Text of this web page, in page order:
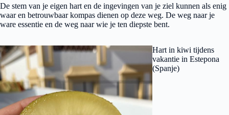
De stem van je eigen hart en de ingevingen van je ziel kunnen als enig
waar en betrouwbaar kompas dienen op deze weg. De weg naar je
ware essentie en de weg naar wie je ten diepste bent.
Hart in kiwi tijdens
vakantie in Estepona
(Spanje)